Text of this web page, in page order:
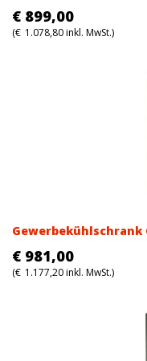
€ 899,00
(€ 1.078,80inkl. MwSt.)
Gewerbekühlschrank
€ 981,00
(€ 1.177,20inkl. MwSt.)